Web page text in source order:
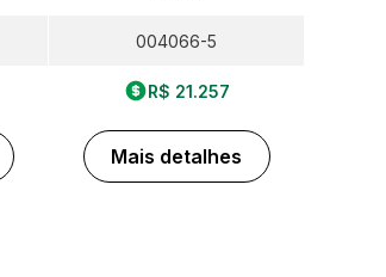
004066-5
R$ 21.257
Mais detalhes